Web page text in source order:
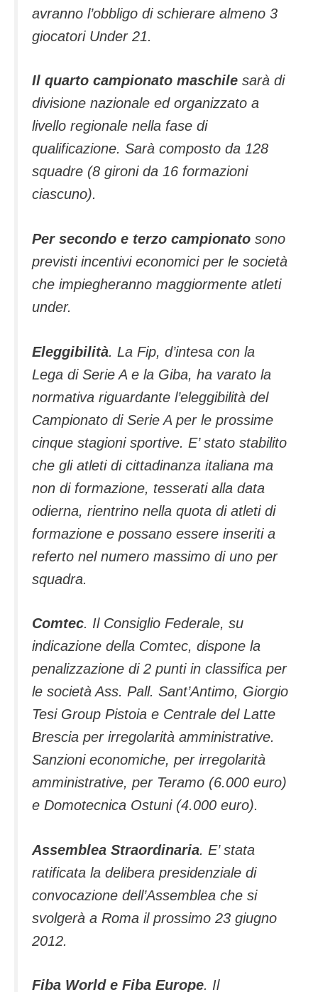
avranno l’obbligo di schierare almeno 3
giocatori Under 21.
Il quarto campionato maschile sarà di
divisione nazionale ed organizzato a
livello regionale nella fase di
qualificazione. Sarà composto da 128
squadre (8 gironi da 16 formazioni
ciascuno).
Per secondo e terzo campionato sono
previsti incentivi economici per le società
che impiegheranno maggiormente atleti
under.
Eleggibilità. La Fip, d’intesa con la
Lega di Serie A e la Giba, ha varato la
normativa riguardante l’eleggibilità del
Campionato di Serie A per le prossime
cinque stagioni sportive. E’ stato stabilito
che gli atleti di cittadinanza italiana ma
non di formazione, tesserati alla data
odierna, rientrino nella quota di atleti di
formazione e possano essere inseriti a
referto nel numero massimo di uno per
squadra.
Comtec. Il Consiglio Federale, su
indicazione della Comtec, dispone la
penalizzazione di 2 punti in classifica per
le società Ass. Pall. Sant’Antimo, Giorgio
Tesi Group Pistoia e Centrale del Latte
Brescia per irregolarità amministrative.
Sanzioni economiche, per irregolarità
amministrative, per Teramo (6.000 euro)
e Domotecnica Ostuni (4.000 euro).
Assemblea Straordinaria. E’ stata
ratificata la delibera presidenziale di
convocazione dell’Assemblea che si
svolgerà a Roma il prossimo 23 giugno
2012.
Fiba World e Fiba Europe. Il